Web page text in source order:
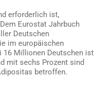
erforderlich ist,
Eurostat Jahrbuch
Deutschen
im europäischen
16 Millionen Deutschen ist
mit sechs Prozent sind
betroffen.